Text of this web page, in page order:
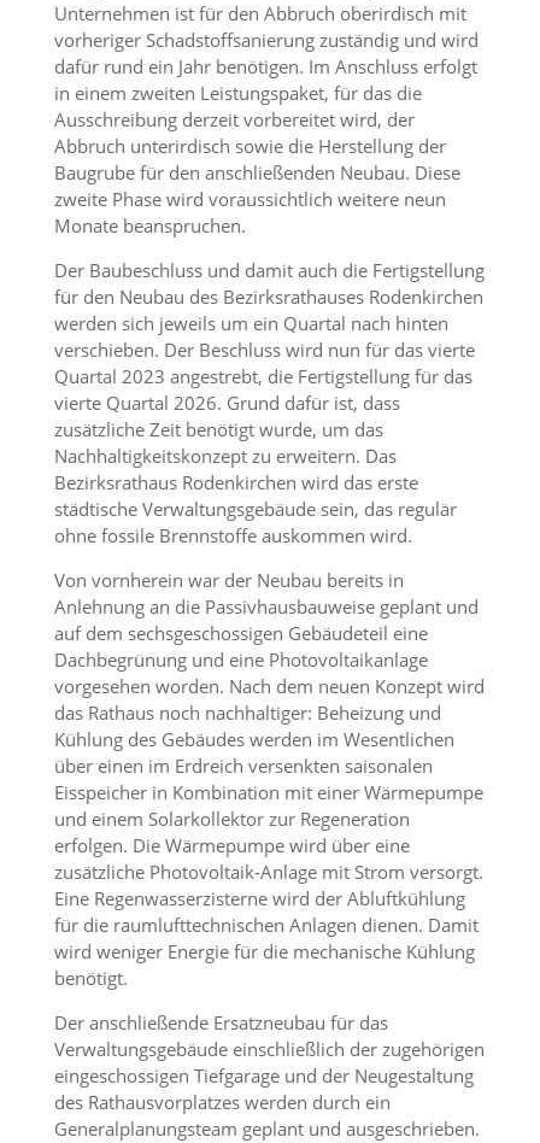
Unternehmen ist für den Abbruch oberirdisch mit
vorheriger Schadstoffsanierung zuständig und wird
dafür rund ein Jahr benötigen. Im Anschluss erfolgt
in einem zweiten Leistungspaket, für das die
Ausschreibung derzeit vorbereitet wird, der
Abbruch unterirdisch sowie die Herstellung der
Baugrube für den anschließenden Neubau. Diese
zweite Phase wird voraussichtlich weitere neun
Monate beanspruchen.
Der Baubeschluss und damit auch die Fertigstellung
für den Neubau des Bezirksrathauses Rodenkirchen
werden sich jeweils um ein Quartal nach hinten
verschieben. Der Beschluss wird nun für das vierte
Quartal 2023 angestrebt, die Fertigstellung für das
vierte Quartal 2026. Grund dafür ist, dass
zusätzliche Zeit benötigt wurde, um das
Nachhaltigkeitskonzept zu erweitern. Das
Bezirksrathaus Rodenkirchen wird das erste
städtische Verwaltungsgebäude sein, das regulär
ohne fossile Brennstoffe auskommen wird.
Von vornherein war der Neubau bereits in
Anlehnung an die Passivhausbauweise geplant und
auf dem sechsgeschossigen Gebäudeteil eine
Dachbegrünung und eine Photovoltaikanlage
vorgesehen worden. Nach dem neuen Konzept wird
das Rathaus noch nachhaltiger: Beheizung und
Kühlung des Gebäudes werden im Wesentlichen
über einen im Erdreich versenkten saisonalen
Eisspeicher in Kombination mit einer Wärmepumpe
und einem Solarkollektor zur Regeneration
erfolgen. Die Wärmepumpe wird über eine
zusätzliche Photovoltaik-Anlage mit Strom versorgt.
Eine Regenwasserzisterne wird der Abluftkühlung
für die raumlufttechnischen Anlagen dienen. Damit
wird weniger Energie für die mechanische Kühlung
benötigt.
Der anschließende Ersatzneubau für das
Verwaltungsgebäude einschließlich der zugehörigen
eingeschossigen Tiefgarage und der Neugestaltung
des Rathausvorplatzes werden durch ein
Generalplanungsteam geplant und ausgeschrieben.